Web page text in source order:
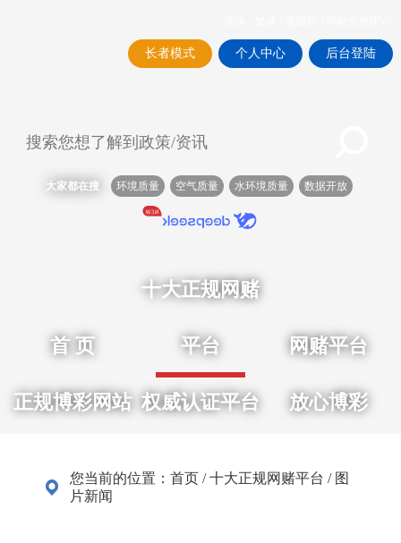
长者模式 个人中心 后台登陆
大家都在搜 环境质量 空气质量 水环境质量 数据开放
首 页
十大正规网赌
平台 网赌平台
正规博彩网站 权威认证平台 放心博彩
您当前的位置：首页 /十大正规网赌平台 / 图
片新闻